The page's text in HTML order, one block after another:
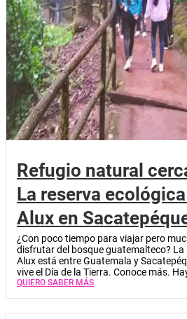
Refugio natural
La reserva
Alux en
¿Con poco tiempo para viajar pero
disfrutar del bosque guatemalteco? La
Alux está entre Guatemala y
vive el Día de la Tierra. Conoce más.
QUIERO SABER MÁS